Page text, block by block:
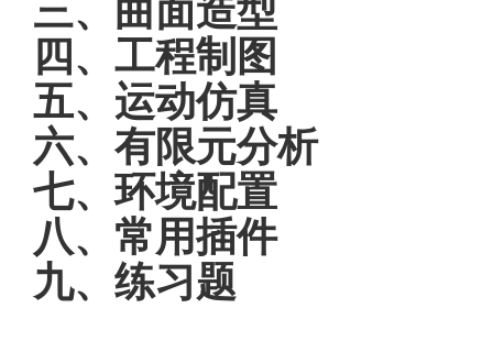
三、曲面造型
四、工程制图
五、运动仿真
六、有限元分析
七、环境配置
八、常用插件
九、练习题